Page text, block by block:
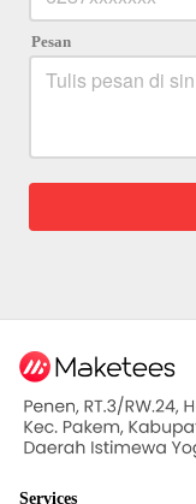
Pesan
Services